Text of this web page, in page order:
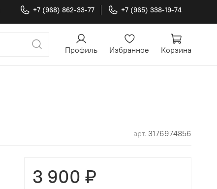
+7 (968) 862-33-77 +7 (965) 338-19-74
Профиль Избранное Корзина
арт. 3176974856
3 900 ₽